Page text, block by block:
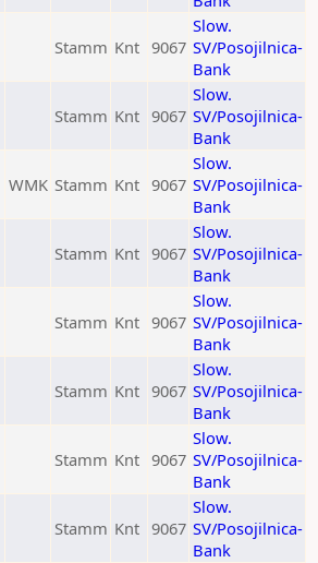
Stamm Knt 9067
Slow.
SV/Posojilnica-
Bank
Stamm Knt 9067
Slow.
SV/Posojilnica-
Bank
WMK Stamm Knt 9067
Slow.
SV/Posojilnica-
Bank
Stamm Knt 9067
Slow.
SV/Posojilnica-
Bank
Stamm Knt 9067
Slow.
SV/Posojilnica-
Bank
Stamm Knt 9067
Slow.
SV/Posojilnica-
Bank
Stamm Knt 9067
Slow.
SV/Posojilnica-
Bank
Stamm Knt 9067
Slow.
SV/Posojilnica-
Bank